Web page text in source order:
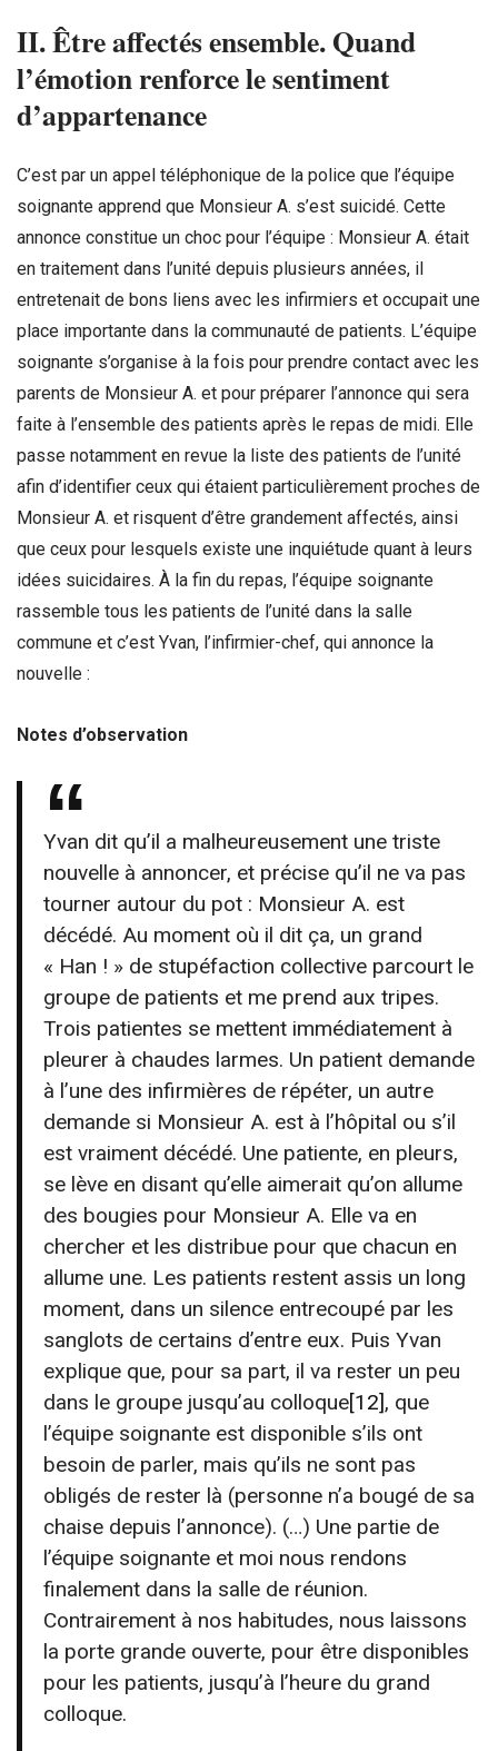
II. Être affectés ensemble. Quand
l’émotion renforce le sentiment
d’appartenance
C’est par un appel téléphonique de la police que l’équipe
soignante apprend que Monsieur A. s’est suicidé. Cette
annonce constitue un choc pour l’équipe : Monsieur A. était
en traitement dans l’unité depuis plusieurs années, il
entretenait de bons liens avec les infirmiers et occupait une
place importante dans la communauté de patients. L’équipe
soignante s’organise à la fois pour prendre contact avec les
parents de Monsieur A. et pour préparer l’annonce qui sera
faite à l’ensemble des patients après le repas de midi. Elle
passe notamment en revue la liste des patients de l’unité
afin d’identifier ceux qui étaient particulièrement proches de
Monsieur A. et risquent d’être grandement affectés, ainsi
que ceux pour lesquels existe une inquiétude quant à leurs
idées suicidaires. À la fin du repas, l’équipe soignante
rassemble tous les patients de l’unité dans la salle
commune et c’est Yvan, l’infirmier-chef, qui annonce la
nouvelle :
Notes d’observation
Yvan dit qu’il a malheureusement une triste
nouvelle à annoncer, et précise qu’il ne va pas
tourner autour du pot : Monsieur A. est
décédé. Au moment où il dit ça, un grand
« Han ! » de stupéfaction collective parcourt le
groupe de patients et me prend aux tripes.
Trois patientes se mettent immédiatement à
pleurer à chaudes larmes. Un patient demande
à l’une des infirmières de répéter, un autre
demande si Monsieur A. est à l’hôpital ou s’il
est vraiment décédé. Une patiente, en pleurs,
se lève en disant qu’elle aimerait qu’on allume
des bougies pour Monsieur A. Elle va en
chercher et les distribue pour que chacun en
allume une. Les patients restent assis un long
moment, dans un silence entrecoupé par les
sanglots de certains d’entre eux. Puis Yvan
explique que, pour sa part, il va rester un peu
dans le groupe jusqu’au colloque[12], que
l’équipe soignante est disponible s’ils ont
besoin de parler, mais qu’ils ne sont pas
obligés de rester là (personne n’a bougé de sa
chaise depuis l’annonce). (…) Une partie de
l’équipe soignante et moi nous rendons
finalement dans la salle de réunion.
Contrairement à nos habitudes, nous laissons
la porte grande ouverte, pour être disponibles
pour les patients, jusqu’à l’heure du grand
colloque.